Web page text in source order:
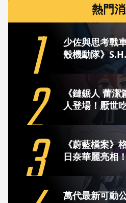
熱門
1
少佐與思考戰
殼機動隊》
ROBOT魂
2
《鏈鋸人 蕾
人登場！厭世
3
《蔚藍檔案》
日奈華麗亮相
萬代最新可動